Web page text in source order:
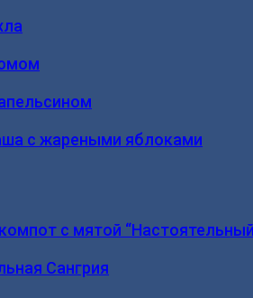
с жареными яблоками
с мятой
Сангрия